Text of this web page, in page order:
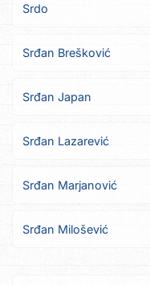
Srdo
Srđan Brešković
Srđan Japan
Srđan Lazarević
Srđan Marjanović
Srđan Milošević